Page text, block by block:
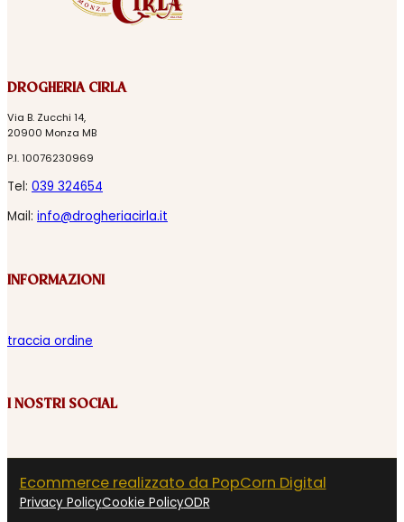
DROGHERIA CIRLA
Via B. Zucchi 14,
20900 Monza MB
P.I. 10076230969
Tel: 039 324654
Mail: info@drogheriacirla.it
INFORMAZIONI
traccia ordine
I NOSTRI SOCIAL
Ecommerce realizzato da PopCorn Digital
Privacy PolicyCookie PolicyODR